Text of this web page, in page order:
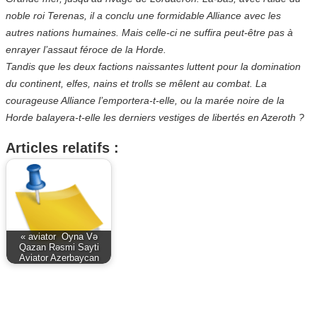
noble roi Terenas, il a conclu une formidable Alliance avec les
autres nations humaines. Mais celle-ci ne suffira peut-être pas à
enrayer l’assaut féroce de la Horde.
Tandis que les deux factions naissantes luttent pour la domination
du continent, elfes, nains et trolls se mêlent au combat. La
courageuse Alliance l’emportera-t-elle, ou la marée noire de la
Horde balayera-t-elle les derniers vestiges de libertés en Azeroth ?
Articles relatifs :
« aviator ️ Oyna Və
Qazan Rəsmi Sayti
Aviator Azerbaycan